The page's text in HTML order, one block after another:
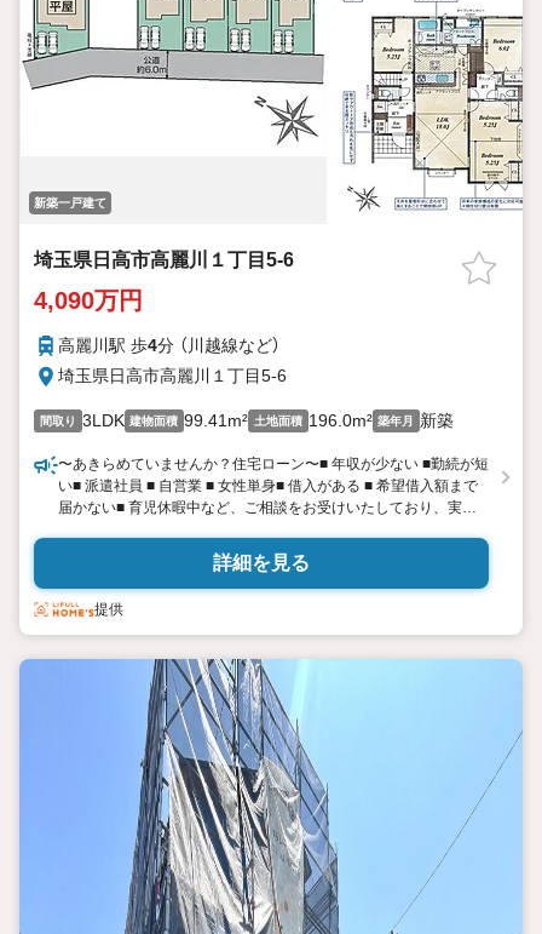
新築一戸建て
埼玉県日高市高麗川１丁目5-6
4,090万円
高麗川駅 歩4分 （川越線など）
埼玉県日高市高麗川１丁目5-6
間取り 3LDK 建物面積 99.41m² 土地面積 196.0m² 築年月 新築
〜あきらめていませんか？住宅ローン〜■ 年収が少ない ■勤続が短
い■ 派遣社員 ■ 自営業 ■ 女性単身■ 借入がある ■ 希望借入額まで
届かない■ 育児休暇中など、ご相談をお受けいたしており、実際
は、コツがあります。ご不安なことは、ご相談ください！---出張
詳細を見る
提供